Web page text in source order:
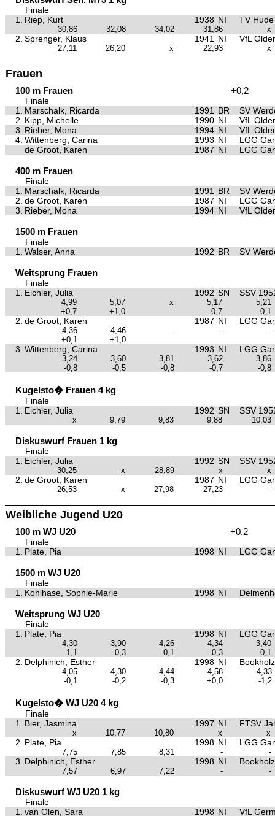
Finale
1.
Riep, Kurt 1938 NI TV Hude
30,86 32,08 34,02 31,86 x
2. Sprenger, Klaus 1941 NI VfL
27,11 26,20 x 22,93 x
Frauen
100 m Frauen +0,2
Finale
1.
Marschalk, Ricarda 1991 BR
SV
2. Kipp, Michelle 1990 NI
VfL
3. Rieber, Mona 1994 NI
VfL
4. Wittenberg, Carina 1993 NI
LGG
de Groot, Karen
1987 NI LGG
400 m Frauen
Finale
1.
Marschalk, Ricarda 1991 BR
SV
2. de Groot, Karen 1987 NI
LGG
3. Rieber, Mona 1994 NI VfL
1500 m Frauen
Finale
1.
Walser, Anna 1992 BR SV
Weitsprung Frauen
Finale
1.
Eichler, Julia 1992 SN SSV
4,99 5,07 x 5,17
5,21
+0,7
+1,0 -0,7 -0,1
2. de Groot, Karen 1987 NI LGG
4,36 4,46 - -
-
+0,1
+1,0
3. Wittenberg, Carina 1993 NI LGG
3,24 3,60 3,81 3,62
3,86
-0,8
-0,5 -0,8 -0,7 -0,8
Kugelsto� Frauen 4 kg
Finale
1.
Eichler, Julia 1992 SN SSV
x 9,79 9,83 9,88 10,03
Diskuswurf Frauen 1 kg
Finale
1.
Eichler, Julia 1992 SN SSV
30,25 x 28,89 x x
2. de Groot, Karen 1987 NI LGG
26,53 x 27,98 27,23 -
Weibliche Jugend U20
100 m WJ U20 +0,2
Finale
1.
Plate, Pia 1998 NI LGG
1500 m WJ U20
Finale
1.
Kohlhase, Sophie-Marie 1998 NI
Weitsprung WJ U20
Finale
1.
Plate, Pia 1998 NI LGG
4,30 3,90 4,26 4,34
3,40
-1,1
-0,3 -0,1 -0,3 -0,1
2. Delphinich, Esther 1998 NI
4,05 4,30 4,44 4,58
4,33
-0,1
-0,2 -0,3 +0,0 -1,2
Kugelsto� WJ U20 4 kg
Finale
1.
Bier, Jasmina 1997 NI FTSV
x 10,77 10,80 x x
2. Plate, Pia 1998 NI LGG
7,75 7,85 8,31 - -
3. Delphinich, Esther 1998 NI
7,57 6,97 7,22 - -
Diskuswurf WJ U20 1 kg
Finale
1.
van Olen, Sara 1998 NI VfL